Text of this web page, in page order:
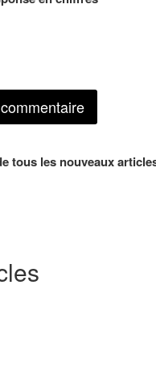
tous les nouveaux